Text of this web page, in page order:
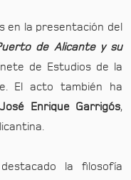
en la presentación del
de Alicante y su
de Estudios de la
El acto también ha
José Enrique Garrigós,
la filosofía